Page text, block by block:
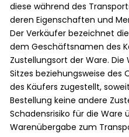
diese während des
deren Eigenschaften und
Der Verkäufer bezeichnet
dem Geschäftsnamen des
Zustellungsort der Ware. Die
Sitzes beziehungsweise
des Käufers zugestellt,
Bestellung keine andere
Schadensrisiko für die Ware
Warenübergabe zum